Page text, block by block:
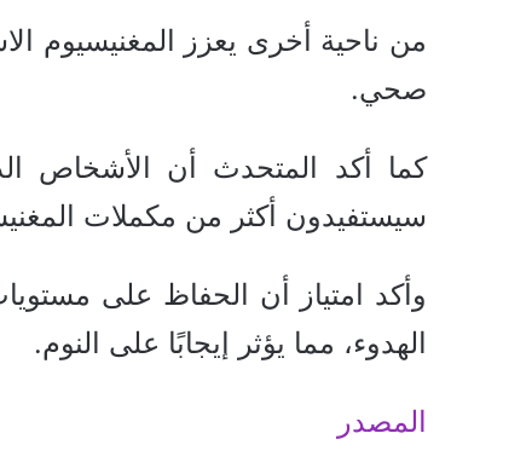
من ناحية أخرى يعزز المغنيسيوم
صحي.
كما أكد المتحدث أن الأشخاص
سيستفيدون أكثر من مكملات
وأكد امتياز أن الحفاظ على
الهدوء، مما يؤثر إيجابًا على النوم.
المصدر